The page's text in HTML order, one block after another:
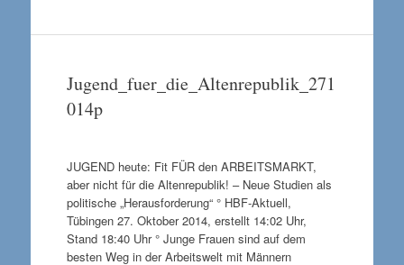
Jugend_fuer_die_Altenrepublik_271
014p
JUGEND heute: Fit FÜR den ARBEITSMARKT,
aber nicht für die Altenrepublik! – Neue Studien als
politische „Herausforderung“ ° HBF-Aktuell,
Tübingen 27. Oktober 2014, erstellt 14:02 Uhr,
Stand 18:40 Uhr ° Junge Frauen sind auf dem
besten Weg in der Arbeitswelt mit Männern